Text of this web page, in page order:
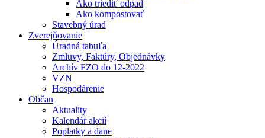
Ako triediť odpad
Ako kompostovať
Stavebný úrad
Zverejňovanie
Úradná tabuľa
Zmluvy, Faktúry, Objednávky
Archív FZO do 12-2022
VZN
Hospodárenie
Občan
Aktuality
Kalendár akcií
Poplatky a dane